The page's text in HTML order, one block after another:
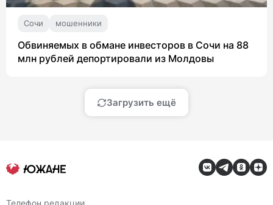
Сочи мошенники
Обвиняемых в обмане инвесторов в Сочи на 88
млн рублей депортировали из Молдовы
Загрузить ещё
Телефон редакции